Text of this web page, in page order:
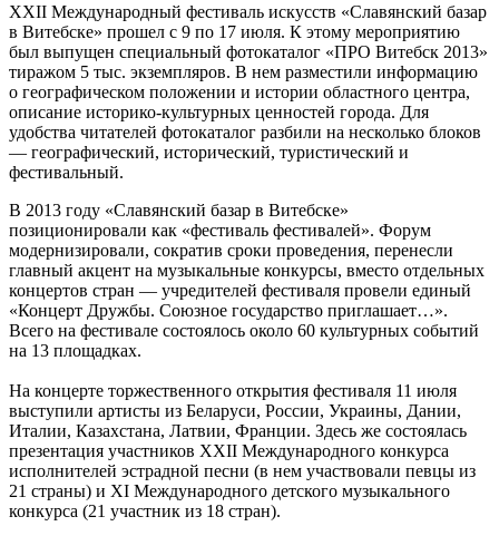
XXII Международный фестиваль искусств «Славянский базар
в Витебске» прошел с 9 по 17 июля. К этому мероприятию
был выпущен специальный фотокаталог «ПРО Витебск 2013»
тиражом 5 тыс. экземпляров. В нем разместили информацию
о географическом положении и истории областного центра,
описание историко-культурных ценностей города. Для
удобства читателей фотокаталог разбили на несколько блоков
— географический, исторический, туристический и
фестивальный.
В 2013 году «Славянский базар в Витебске»
позиционировали как «фестиваль фестивалей». Форум
модернизировали, сократив сроки проведения, перенесли
главный акцент на музыкальные конкурсы, вместо отдельных
концертов стран — учредителей фестиваля провели единый
«Концерт Дружбы. Союзное государство приглашает…».
Всего на фестивале состоялось около 60 культурных событий
на 13 площадках.
На концерте торжественного открытия фестиваля 11 июля
выступили артисты из Беларуси, России, Украины, Дании,
Италии, Казахстана, Латвии, Франции. Здесь же состоялась
презентация участников ХХII Международного конкурса
исполнителей эстрадной песни (в нем участвовали певцы из
21 страны) и XI Международного детского музыкального
конкурса (21 участник из 18 стран).